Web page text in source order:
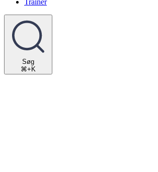
Trainer
Søg
⌘+K